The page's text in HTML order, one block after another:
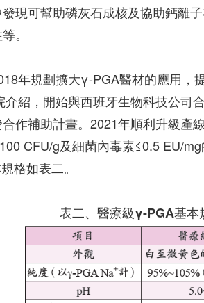
現可幫助磷灰石成核及協助鈣離
。
年規劃擴大γ-PGA醫材的應用，
紹，開始與西班牙生物科技公司
作補助計畫。2021年順利升級產
CFU/g及細菌內毒素≤0.5 EU/
格如表二。
表二、醫療級γ-PGA基本